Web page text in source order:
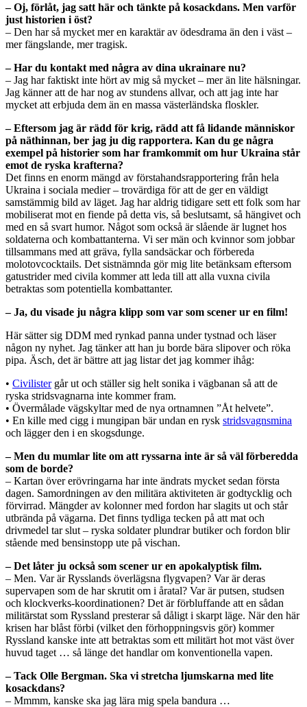
– Oj, förlåt, jag satt här och tänkte på kosackdans. Men varför
just historien i öst?
– Den har så mycket mer en karaktär av ödesdrama än den i väst –
mer fängslande, mer tragisk.
– Har du kontakt med några av dina ukrainare nu?
– Jag har faktiskt inte hört av mig så mycket – mer än lite hälsningar.
Jag känner att de har nog av stundens allvar, och att jag inte har
mycket att erbjuda dem än en massa västerländska floskler.
– Eftersom jag är rädd för krig, rädd att få lidande människor
på näthinnan, ber jag ju dig rapportera. Kan du ge några
exempel på historier som har framkommit om hur Ukraina står
emot de ryska krafterna?
Det finns en enorm mängd av förstahandsrapportering från hela
Ukraina i sociala medier – trovärdiga för att de ger en väldigt
samstämmig bild av läget. Jag har aldrig tidigare sett ett folk som har
mobiliserat mot en fiende på detta vis, så beslutsamt, så hängivet och
med en så svart humor. Något som också är slående är lugnet hos
soldaterna och kombattanterna. Vi ser män och kvinnor som jobbar
tillsammans med att gräva, fylla sandsäckar och förbereda
molotovcocktails. Det sistnämnda gör mig lite betänksam eftersom
gatustrider med civila kommer att leda till att alla vuxna civila
betraktas som potentiella kombattanter.
– Ja, du visade ju några klipp som var som scener ur en film!
Här sätter sig DDM med rynkad panna under tystnad och läser
någon ny nyhet. Jag tänker att han ju borde bära slipover och röka
pipa. Äsch, det är bättre att jag listar det jag kommer ihåg:
• Civilistergår ut och ställer sig helt sonika i vägbanan så att de
ryska stridsvagnarna inte kommer fram.
• Övermålade vägskyltar med de nya ortnamnen ”Åt helvete”.
• En kille med cigg i mungipan bär undan en rysk stridsvagnsmina
och lägger den i en skogsdunge.
– Men du mumlar lite om att ryssarna inte är så väl förberedda
som de borde?
– Kartan över erövringarna har inte ändrats mycket sedan första
dagen. Samordningen av den militära aktiviteten är godtycklig och
förvirrad. Mängder av kolonner med fordon har slagits ut och står
utbrända på vägarna. Det finns tydliga tecken på att mat och
drivmedel tar slut – ryska soldater plundrar butiker och fordon blir
stående med bensinstopp ute på vischan.
– Det låter ju också som scener ur en apokalyptisk film.
– Men. Var är Rysslands överlägsna flygvapen? Var är deras
supervapen som de har skrutit om i åratal? Var är putsen, studsen
och klockverks-koordinationen? Det är förbluffande att en sådan
militärstat som Ryssland presterar så dåligt i skarpt läge. När den här
krisen har blåst förbi (vilket den förhoppningsvis gör) kommer
Ryssland kanske inte att betraktas som ett militärt hot mot väst över
huvud taget … så länge det handlar om konventionella vapen.
– Tack Olle Bergman. Ska vi stretcha ljumskarna med lite
kosackdans?
– Mmmm, kanske ska jag lära mig spela bandura …